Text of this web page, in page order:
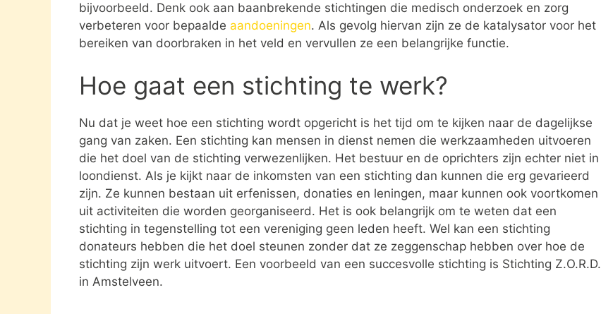
bijvoorbeeld. Denk ook aan baanbrekende stichtingen die medisch onderzoek en zorg
verbeteren voor bepaalde aandoeningen. Als gevolg hiervan zijn ze de katalysator voor het
bereiken van doorbraken in het veld en vervullen ze een belangrijke functie.
Hoe gaat een stichting te werk?
Nu dat je weet hoe een stichting wordt opgericht is het tijd om te kijken naar de dagelijkse
gang van zaken. Een stichting kan mensen in dienst nemen die werkzaamheden uitvoeren
die het doel van de stichting verwezenlijken. Het bestuur en de oprichters zijn echter niet in
loondienst. Als je kijkt naar de inkomsten van een stichting dan kunnen die erg gevarieerd
zijn. Ze kunnen bestaan uit erfenissen, donaties en leningen, maar kunnen ook voortkomen
uit activiteiten die worden georganiseerd. Het is ook belangrijk om te weten dat een
stichting in tegenstelling tot een vereniging geen leden heeft. Wel kan een stichting
donateurs hebben die het doel steunen zonder dat ze zeggenschap hebben over hoe de
stichting zijn werk uitvoert. Een voorbeeld van een succesvolle stichting is Stichting Z.O.R.D.
in Amstelveen.